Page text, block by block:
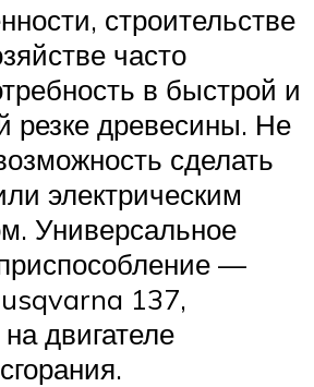
строительстве
часто
в быстрой и
резке древесины. Не
сделать
электрическим
Универсальное
—
137,
двигателе